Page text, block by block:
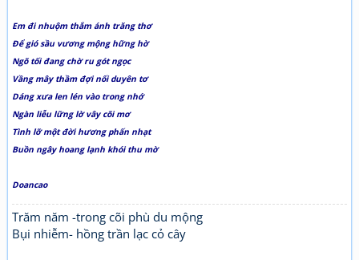
Em đi nhuộm thắm ánh trăng thơ
Để gió sầu vương mộng hững hờ
Ngõ tối đang chờ ru gót ngọc
Vầng mây thầm đợi nối duyên tơ
Dáng xưa len lén vào trong nhớ
Ngàn liễu lững lờ vây cõi mơ
Tình lỡ một đời hương phấn nhạt
Buồn ngây hoang lạnh khói thu mờ
Doancao
Trăm năm -trong cõi phù du mộng
Bụi nhiễm- hồng trần lạc cỏ cây